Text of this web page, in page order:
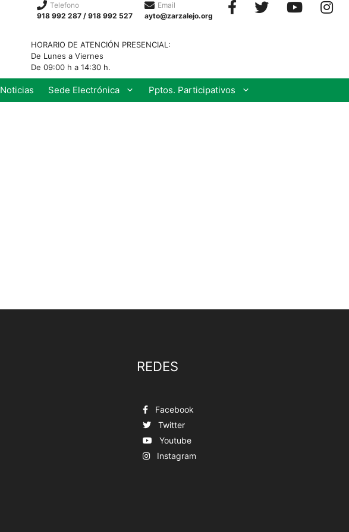
Telefono
918 992 287 / 918 992 527
Email
ayto@zarzalejo.org
HORARIO DE ATENCIÓN PRESENCIAL:
De Lunes a Viernes
De 09:00 h a 14:30 h.
Noticias Sede Electrónica Pptos. Participativos
REDES
Facebook
Twitter
Youtube
Instagram